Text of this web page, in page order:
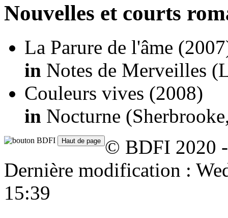
Nouvelles et courts
La Parure de l'âme
in Notes de Merveilles
Couleurs vives (2008)
in Nocturne
© BDFI 2020
Dernière modification :
15:39